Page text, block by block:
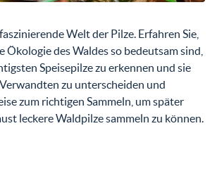
Welt der Pilze. Erfahren Sie,
Ökologie des Waldes so bedeutsam sind,
Speisepilze zu erkennen und sie
zu unterscheiden und
zum richtigen Sammeln, um später
leckere Waldpilze sammeln zu können.